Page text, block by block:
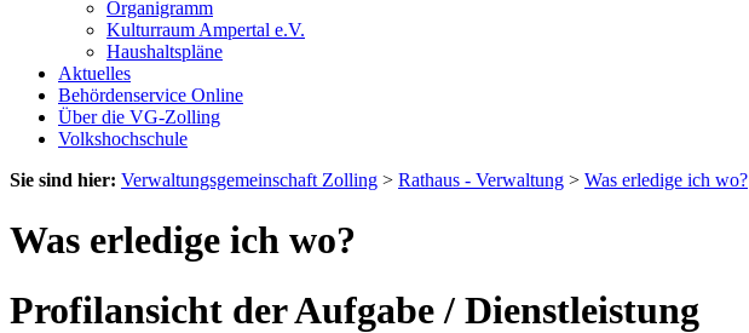
Organigramm
Kulturraum Ampertal e.V.
Haushaltspläne
Aktuelles
Behördenservice Online
Über die VG-Zolling
Volkshochschule
Sie sind hier: Verwaltungsgemeinschaft Zolling > Rathaus - Verwaltung > Was erledige ich wo?
Was erledige ich wo?
Profilansicht der Aufgabe / Dienstleistung